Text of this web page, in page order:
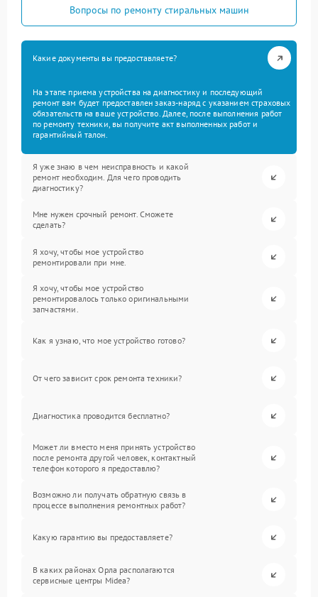
Вопросы по ремонту стиральных машин
Какие документы вы предоставляете?
На этапе приема устройства на диагностику и последующий
ремонт вам будет предоставлен заказ-наряд с указанием страховых
обязательств на ваше устройство. Далее, после выполнения работ
по ремонту техники, вы получите акт выполненных работ и
гарантийный талон.
Я уже знаю в чем неисправность и какой
ремонт необходим. Для чего проводить
диагностику?
Мне нужен срочный ремонт. Сможете
сделать?
Я хочу, чтобы мое устройство
ремонтировали при мне.
Я хочу, чтобы мое устройство
ремонтировалось только оригинальными
запчастями.
Как я узнаю, что мое устройство готово?
От чего зависит срок ремонта техники?
Диагностика проводится бесплатно?
Может ли вместо меня принять устройство
после ремонта другой человек, контактный
телефон которого я предоставлю?
Возможно ли получать обратную связь в
процессе выполнения ремонтных работ?
Какую гарантию вы предоставляете?
В каких районах Орла располагаются
сервисные центры Midea?